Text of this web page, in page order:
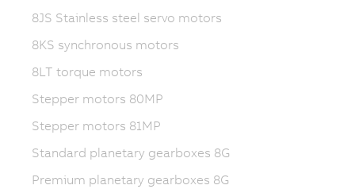
8JS Stainless steel servo motors
8KS synchronous motors
8LT torque motors
Stepper motors 80MP
Stepper motors 81MP
Standard planetary gearboxes 8G
Premium planetary gearboxes 8G